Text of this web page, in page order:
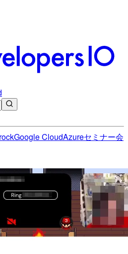
Google CloudAzureセミナー会